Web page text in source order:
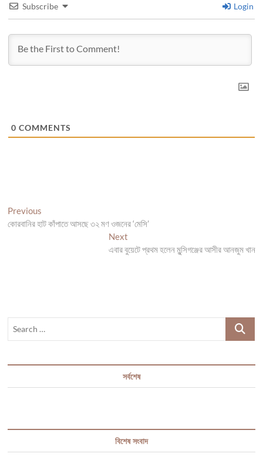
Subscribe Login
0 COMMENTS
Post
navigation
Previous
post:
কোরবানির হাট কাঁপাতে আসছে ৩২ মণ ওজনের ‘মেসি’
NextNext
post:
এবার বুয়েটে প্রথম হলেন মুন্সিগঞ্জের আসীর আনজুম খান
Search
সর্বশেষ
বিশেষ সংবাদ